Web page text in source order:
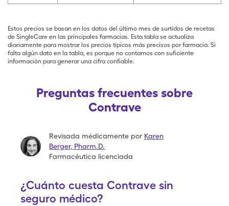
Estos precios se basan en los datos del último mes de surtidos de recetas
de SingleCare en las principales farmacias. Esta tabla se actualiza
diariamente para mostrar los precios típicos más precisos por farmacia. Si
falta algún dato en la tabla, es porque no contamos con suficiente
información para generar una cifra confiable.
Preguntas frecuentes sobre
Contrave
Revisada médicamente por Karen
Berger, Pharm.D.
Farmacéutica licenciada
¿Cuánto cuesta Contrave sin
seguro médico?